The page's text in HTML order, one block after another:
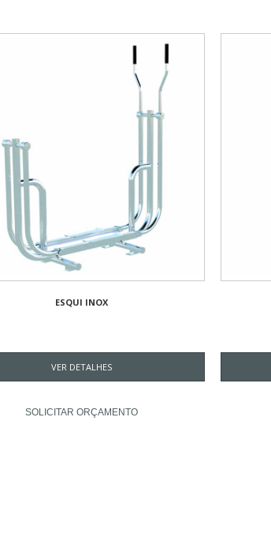
ESQUI INOX
VER DETALHES
SOLICITAR ORÇAMENTO